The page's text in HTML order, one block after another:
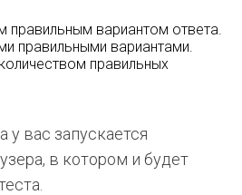
вариантом ответа.
правильными вариантами.
правильных
у вас запускается
в котором и будет